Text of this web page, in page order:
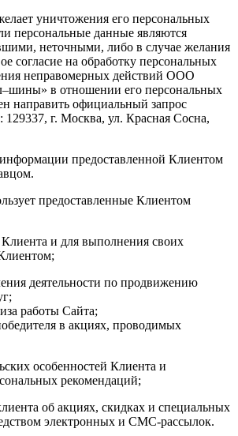
уничтожения его персональных
персональные данные являются
неточными, либо в случае желания
согласие на обработку персональных
неправомерных действий ООО
в отношении его персональных
направить официальный запрос
129337, г. Москва, ул. Красная Сосна,
предоставленной Клиентом
предоставленные Клиентом
Клиента и для выполнения своих
деятельности по продвижению
работы Сайта;
в акциях, проводимых
особенностей Клиента и
рекомендаций;
об акциях, скидках и специальных
электронных и СМС-рассылок.